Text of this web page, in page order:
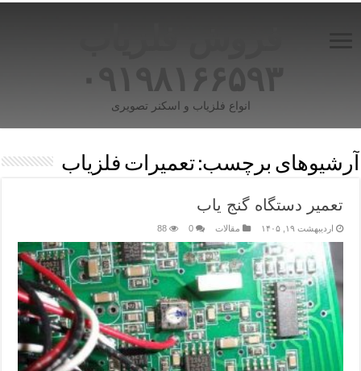
۰۹۱۹۸۱۶۶۵۹۳
انواع فلزیاب و اسکنر تصویری
آرشیوهای برچسب:تعمیرات فلزیاب
تعمیر دستگاه گنج یاب
اردیبهشت ۱۹, ۱۴۰۵ مقالات 0
88